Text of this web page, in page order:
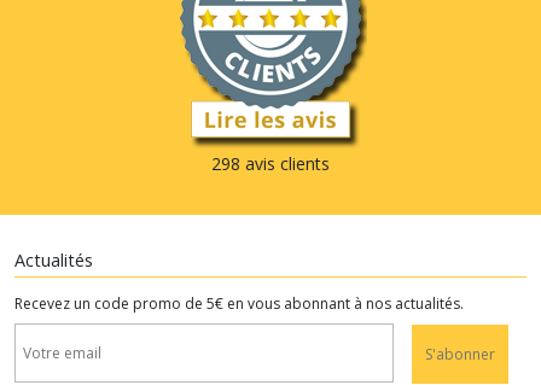
298 avis clients
Actualités
Recevez un code promo de 5€ en vous abonnant à nos actualités.
S'abonner